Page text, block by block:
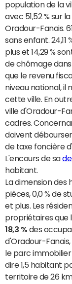
population de la
avec 51,52 % sur
Oradour-Fanais.
sans enfant.
plus et 14,29 %
de chômage
que le revenu
niveau national, il
cette ville. En
ville d'Oradour-
cadres.
doivent débourser
de taxe foncière
L'encours de sa
habitant.
La dimension des
pièces, 0,0 % de
et plus. Les
propriétaires que
18,3 % des
d'Oradour-
le parc
dire 1,5 habitant
territoire de 26